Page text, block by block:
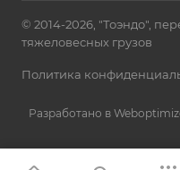
© 2014-2026, "Тоэндо",
тяжеловесных грузов
Политика
Разработано в